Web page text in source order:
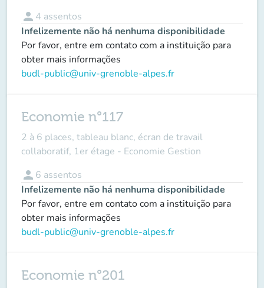
person 4 assentos
Infelizemente não há nenhuma disponibilidade
Por favor, entre em contato com a instituição para
obter mais informações
budl-public@univ-grenoble-alpes.fr
Economie n°117
2 à 6 places, tableau blanc, écran de travail
collaboratif, 1er étage - Economie Gestion
person 6 assentos
Infelizemente não há nenhuma disponibilidade
Por favor, entre em contato com a instituição para
obter mais informações
budl-public@univ-grenoble-alpes.fr
Economie n°201